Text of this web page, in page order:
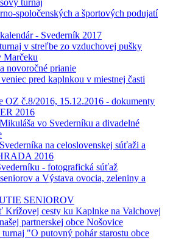
spoločenských a športových podujatí
- Svederník 2017
v streľbe zo vzduchovej pušky
Marčeku
novoročné prianie
pred kaplnkou v miestnej časti
OZ č.8/2016, 15.12.2016 - dokumenty
2016
vo Svederníku a divadelné
na celoslovenskej súťaži a
2016
- fotografická súťaž
a Výstava ovocia, zeleniny a
SENIOROV
Krížovej cesty ku Kaplnke na Valchovej
partnerskej obce Nošovice
"O putovný pohár starostu obce